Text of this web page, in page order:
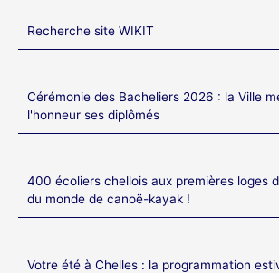
Recherche site WIKIT
Cérémonie des Bacheliers 2026 : la Ville
l'honneur ses diplômés
400 écoliers chellois aux premières loges
du monde de canoë-kayak !
Votre été à Chelles : la programmation